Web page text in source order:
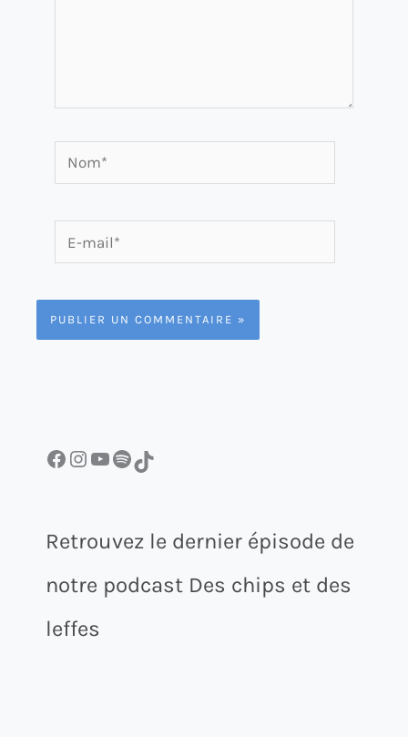
Nom*
mail*
Facebook InstagramYouTube Spotify TikTok
Retrouvez le dernier épisode de
notre podcast Des chips et des
leffes